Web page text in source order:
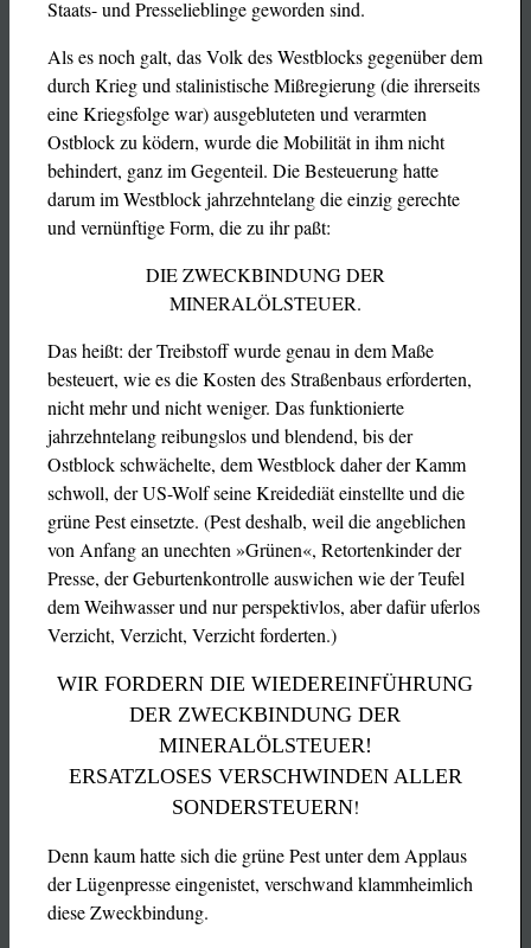
Staats- und Presselieblinge geworden sind.
Als es noch galt, das Volk des Westblocks gegenüber dem
durch Krieg und stalinistische Mißregierung (die ihrerseits
eine Kriegsfolge war) ausgebluteten und verarmten
Ostblock zu ködern, wurde die Mobilität in ihm nicht
behindert, ganz im Gegenteil. Die Besteuerung hatte
darum im Westblock jahrzehntelang die einzig gerechte
und vernünftige Form, die zu ihr paßt:
DIE ZWECKBINDUNG DER
MINERALÖLSTEUER.
Das heißt: der Treibstoff wurde genau in dem Maße
besteuert, wie es die Kosten des Straßenbaus erforderten,
nicht mehr und nicht weniger. Das funktionierte
jahrzehntelang reibungslos und blendend, bis der
Ostblock schwächelte, dem Westblock daher der Kamm
schwoll, der US-Wolf seine Kreidediät einstellte und die
grüne Pest einsetzte. (Pest deshalb, weil die angeblichen
von Anfang an unechten »Grünen«, Retortenkinder der
Presse, der Geburtenkontrolle auswichen wie der Teufel
dem Weihwasser und nur perspektivlos, aber dafür uferlos
Verzicht, Verzicht, Verzicht forderten.)
WIR FORDERN DIE WIEDEREINFÜHRUNG
DER ZWECKBINDUNG DER
MINERALÖLSTEUER!
ERSATZLOSES VERSCHWINDEN ALLER
SONDERSTEUERN!
Denn kaum hatte sich die grüne Pest unter dem Applaus
der Lügenpresse eingenistet, verschwand klammheimlich
diese Zweckbindung.